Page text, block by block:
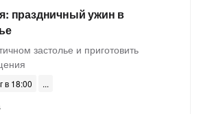
праздничный ужин в
застолье и приготовить
в 18:00